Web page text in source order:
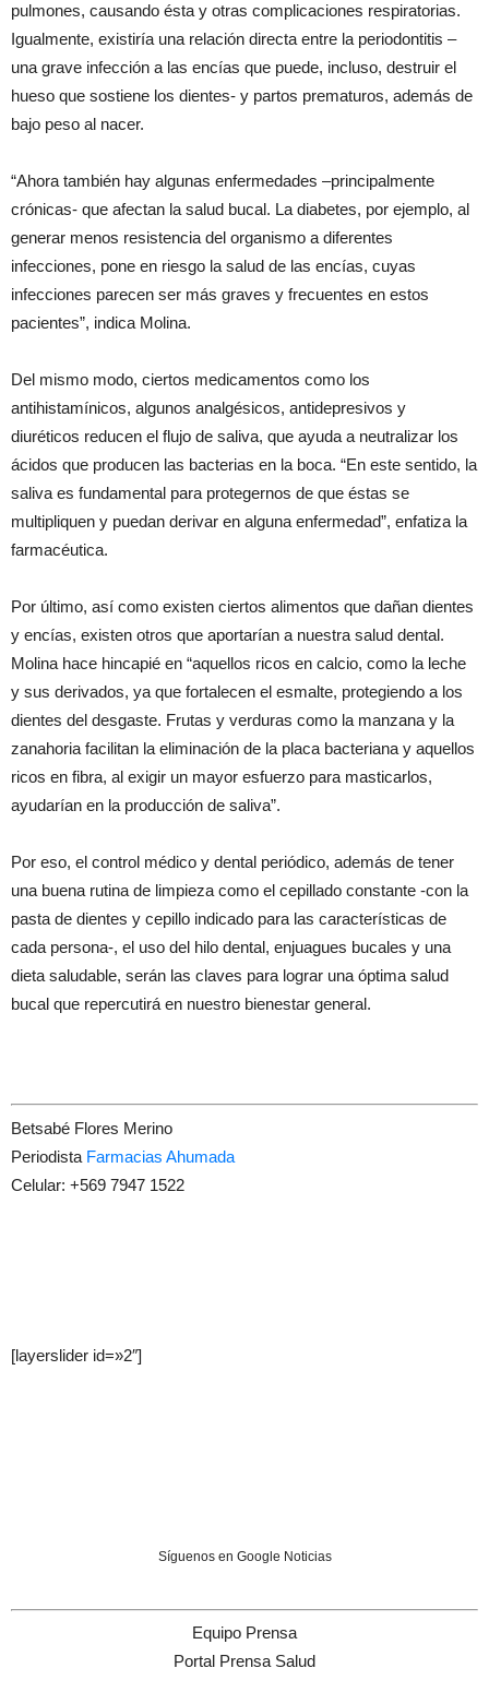
pulmones, causando ésta y otras complicaciones respiratorias.
Igualmente, existiría una relación directa entre la periodontitis –
una grave infección a las encías que puede, incluso, destruir el
hueso que sostiene los dientes- y partos prematuros, además de
bajo peso al nacer.
“Ahora también hay algunas enfermedades –principalmente
crónicas- que afectan la salud bucal. La diabetes, por ejemplo, al
generar menos resistencia del organismo a diferentes
infecciones, pone en riesgo la salud de las encías, cuyas
infecciones parecen ser más graves y frecuentes en estos
pacientes”, indica Molina.
Del mismo modo, ciertos medicamentos como los
antihistamínicos, algunos analgésicos, antidepresivos y
diuréticos reducen el flujo de saliva, que ayuda a neutralizar los
ácidos que producen las bacterias en la boca. “En este sentido, la
saliva es fundamental para protegernos de que éstas se
multipliquen y puedan derivar en alguna enfermedad”, enfatiza la
farmacéutica.
Por último, así como existen ciertos alimentos que dañan dientes
y encías, existen otros que aportarían a nuestra salud dental.
Molina hace hincapié en “aquellos ricos en calcio, como la leche
y sus derivados, ya que fortalecen el esmalte, protegiendo a los
dientes del desgaste. Frutas y verduras como la manzana y la
zanahoria facilitan la eliminación de la placa bacteriana y aquellos
ricos en fibra, al exigir un mayor esfuerzo para masticarlos,
ayudarían en la producción de saliva”.
Por eso, el control médico y dental periódico, además de tener
una buena rutina de limpieza como el cepillado constante -con la
pasta de dientes y cepillo indicado para las características de
cada persona-, el uso del hilo dental, enjuagues bucales y una
dieta saludable, serán las claves para lograr una óptima salud
bucal que repercutirá en nuestro bienestar general.
Betsabé Flores Merino
Periodista Farmacias Ahumada
Celular: +569 7947 1522
[layerslider id=»2″]
Síguenos en Google Noticias
Equipo Prensa
Portal Prensa Salud